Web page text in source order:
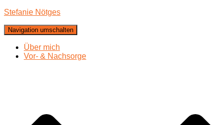
Stefanie Nötges
Navigation umschalten
Über mich
Vor- & Nachsorge